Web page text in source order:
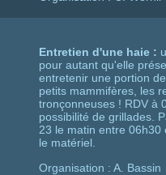
Entretien d'une haie :
pour autant qu'elle
entretenir une portion
petits mammifères, les
tronçonneuses ! RDV à
possibilité de grillades.
23 le matin entre
le matériel.
Organisation : A. Bassin